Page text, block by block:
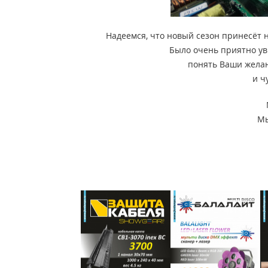
Надеемся, что новый сезон
Было очень приятно
понять Ваши
и